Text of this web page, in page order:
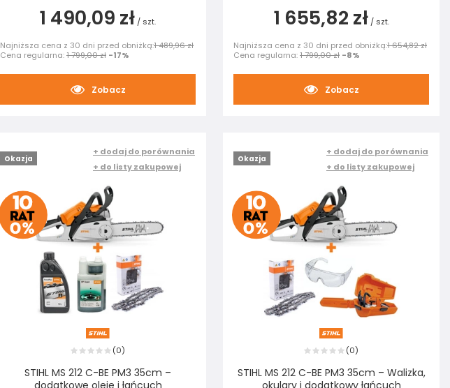
1 490,09 zł / szt.
Najniższa cena z 30 dni przed obniżką:1 489,96 zł
Cena regularna:1 799,00 zł -17%
Zobacz
1 655,82 zł / szt.
Najniższa cena z 30 dni przed obniżką:1 654,82 zł
Cena regularna:1 799,00 zł -8%
Zobacz
Okazja
+ dodaj do porównania
+ do listy zakupowej
(0)
STIHL MS 212 C-BE PM3 35cm –
dodatkowe oleje i łańcuch
Okazja
+ dodaj do porównania
+ do listy zakupowej
(0)
STIHL MS 212 C-BE PM3 35cm – Walizka,
okulary i dodatkowy łańcuch